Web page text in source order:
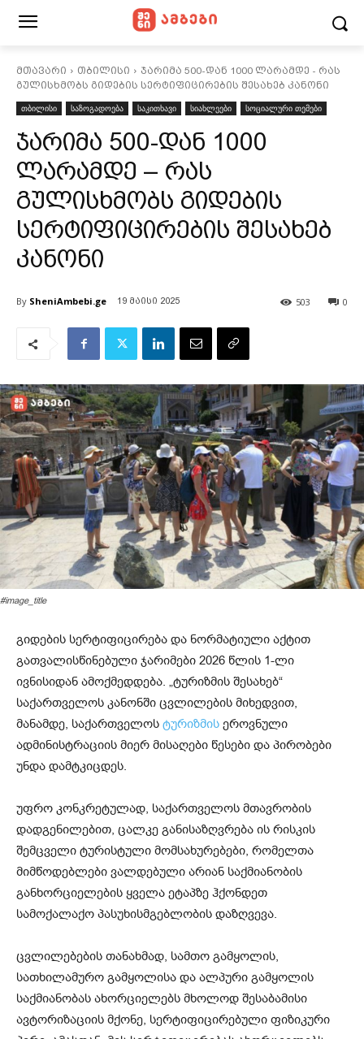
მთავარი თბილისი
ჯარიმა 500-დან 1000 ლარამდე - რას
გულისხმობს გიდების სერტიფიცირების შესახებ კანონი
თბილისი
საზოგადოება საკითხავი სიახლეები სოციალური თემები
ჯარიმა 500-დან 1000
ლარამდე – რას
გულისხმობს გიდების
სერტიფიცირების შესახებ
კანონი
By SheniAmbebi.ge 19 მაისი 2025 0
503
#image_title
გიდების სერტიფიცირება და ნორმატიული აქტით
გათვალისწინებული ჯარიმები 2026 წლის 1-ლი
ივნისიდან ამოქმედდება. „ტურიზმის შესახებ“
საქართველოს კანონში ცვლილების მიხედვით,
მანამდე, საქართველოს ტურიზმის ეროვნული
ადმინისტრაციის მიერ მისაღები წესები და პირობები
უნდა დამტკიცდეს.
უფრო კონკრეტულად, საქართველოს მთავრობის
დადგენილებით, ცალკე განისაზღვრება ის რისკის
შემცველი ტურისტული მომსახურებები, რომელთა
მიმწოდებლები ვალდებული არიან საქმიანობის
განხორციელების ყველა ეტაპზე ჰქონდეთ
სამოქალაქო პასუხისმგებლობის დაზღვევა.
ცვლილებების თანახმად, სამთო გამყოლის,
სათხილამურო გამყოლისა და ალპური გამყოლის
საქმიანობას ახორციელებს მხოლოდ შესაბამისი
ავტორიზაციის მქონე, სერტიფიცირებული ფიზიკური